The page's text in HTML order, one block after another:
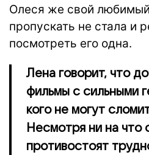
Олеся же свой
пропускать не стала и
посмотреть его одна.
Лена говорит, что
фильмы с сильными
кого не могут
Несмотря ни на что
противостоят